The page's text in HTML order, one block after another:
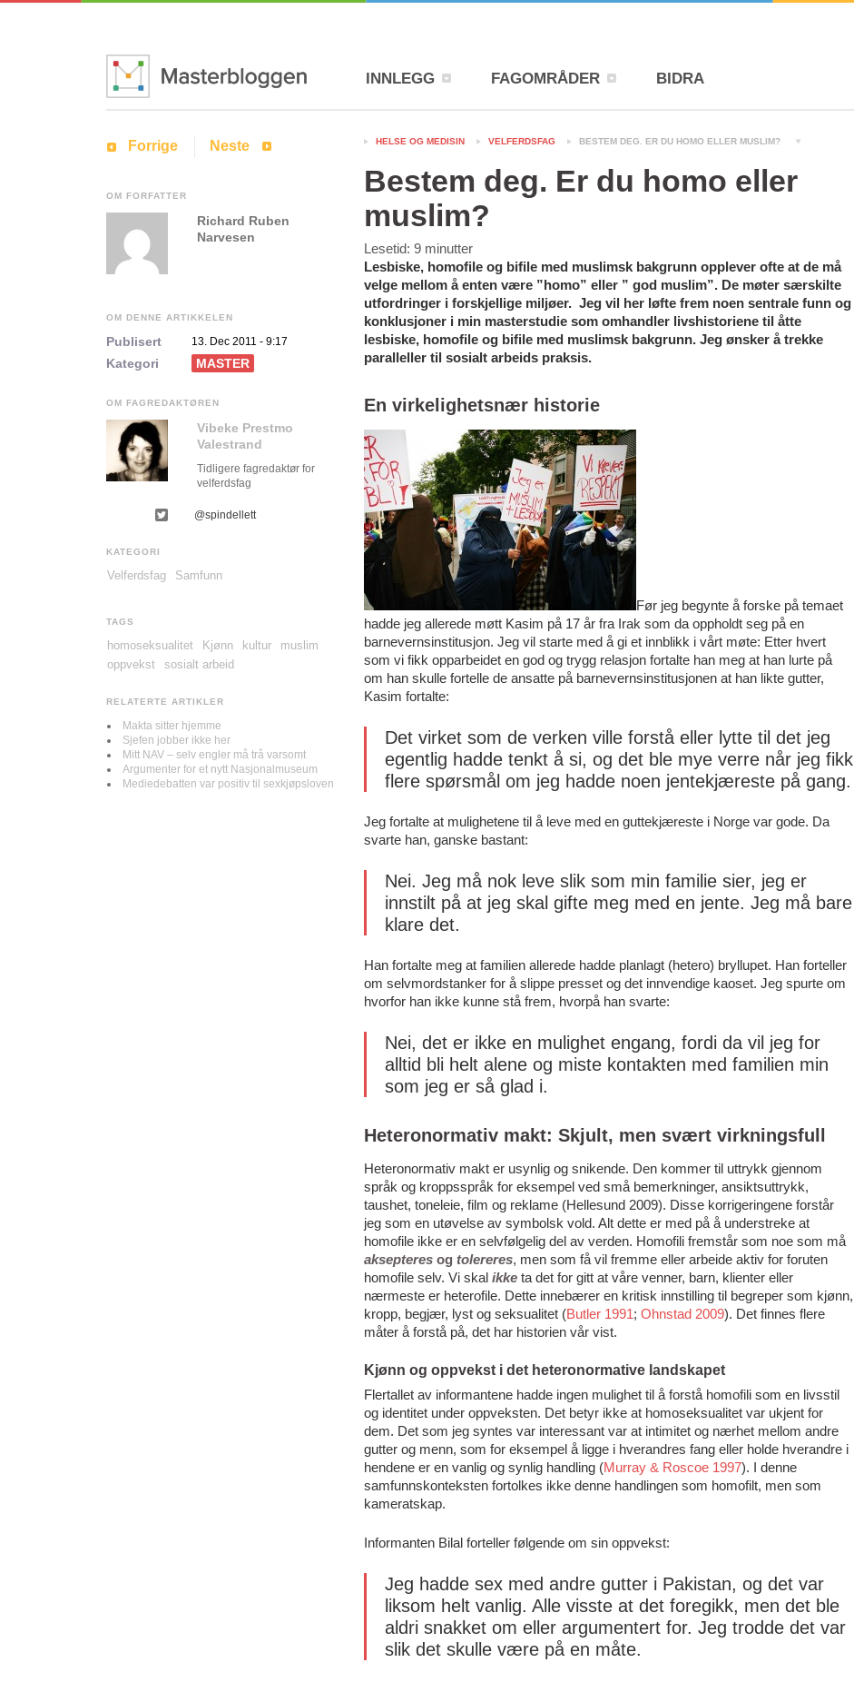
INNLEGG FAGOMRÅDER BIDRA
HELSE OG MEDISIN VELFERDSFAG BESTEM DEG. ER DU HOMO ELLER MUSLIM?
Bestem deg. Er du homo eller
muslim?
Lesetid: 9 minutter
Lesbiske, homofile og bifile med muslimsk bakgrunn opplever ofte at de må
velge mellom å enten være ”homo” eller ” god muslim”. De møter særskilte
utfordringer i forskjellige miljøer. Jeg vil her løfte frem noen sentrale funn og
konklusjoner i min masterstudie som omhandler livshistoriene til åtte
lesbiske, homofile og bifile med muslimsk bakgrunn. Jeg ønsker å trekke
paralleller til sosialt arbeids praksis.
En virkelighetsnær historie
Før jeg begynte å forske på temaet
hadde jeg allerede møtt Kasim på 17 år fra Irak som da oppholdt seg på en
barnevernsinstitusjon. Jeg vil starte med å gi et innblikk i vårt møte: Etter hvert
som vi fikk opparbeidet en god og trygg relasjon fortalte han meg at han lurte på
om han skulle fortelle de ansatte på barnevernsinstitusjonen at han likte gutter,
Kasim fortalte:
Det virket som de verken ville forstå eller lytte til det jeg
egentlig hadde tenkt å si, og det ble mye verre når jeg fikk
flere spørsmål om jeg hadde noen jentekjæreste på gang.
Jeg fortalte at mulighetene til å leve med en guttekjæreste i Norge var gode. Da
svarte han, ganske bastant:
Nei. Jeg må nok leve slik som min familie sier, jeg er
innstilt på at jeg skal gifte meg med en jente. Jeg må bare
klare det.
Han fortalte meg at familien allerede hadde planlagt (hetero) bryllupet. Han forteller
om selvmordstanker for å slippe presset og det innvendige kaoset. Jeg spurte om
hvorfor han ikke kunne stå frem, hvorpå han svarte:
Nei, det er ikke en mulighet engang, fordi da vil jeg for
alltid bli helt alene og miste kontakten med familien min
som jeg er så glad i.
Heteronormativ makt: Skjult, men svært virkningsfull
Heteronormativ makt er usynlig og snikende. Den kommer til uttrykk gjennom
språk og kroppsspråk for eksempel ved små bemerkninger, ansiktsuttrykk,
taushet, toneleie, film og reklame (Hellesund 2009). Disse korrigeringene forstår
jeg som en utøvelse av symbolsk vold. Alt dette er med på å understreke at
homofile ikke er en selvfølgelig del av verden. Homofili fremstår som noe som må
aksepteres og tolereres, men som få vil fremme eller arbeide aktiv for foruten
homofile selv. Vi skal ikke ta det for gitt at våre venner, barn, klienter eller
nærmeste er heterofile. Dette innebærer en kritisk innstilling til begreper som kjønn,
kropp, begjær, lyst og seksualitet (Butler 1991; Ohnstad 2009). Det finnes flere
måter å forstå på, det har historien vår vist.
Kjønn og oppvekst i det heteronormative landskapet
Flertallet av informantene hadde ingen mulighet til å forstå homofili som en livsstil
og identitet under oppveksten. Det betyr ikke at homoseksualitet var ukjent for
dem. Det som jeg syntes var interessant var at intimitet og nærhet mellom andre
gutter og menn, som for eksempel å ligge i hverandres fang eller holde hverandre i
hendene er en vanlig og synlig handling (Murray & Roscoe 1997). I denne
samfunnskonteksten fortolkes ikke denne handlingen som homofilt, men som
kameratskap.
Informanten Bilal forteller følgende om sin oppvekst:
Jeg hadde sex med andre gutter i Pakistan, og det var
liksom helt vanlig. Alle visste at det foregikk, men det ble
aldri snakket om eller argumentert for. Jeg trodde det var
slik det skulle være på en måte.
Forrige Neste
OM FORFATTER
Richard Ruben
Narvesen
OM DENNE ARTIKKELEN
Publisert 13. Dec 2011 - 9:17
Kategori MASTER
OM FAGREDAKTØREN
Vibeke Prestmo
Valestrand
Tidligere fagredaktør for
velferdsfag
@spindellett
KATEGORI
Velferdsfag Samfunn
TAGS
homoseksualitet Kjønn kultur
muslim
oppvekst
sosialt arbeid
RELATERTE ARTIKLER
Makta sitter hjemme
Sjefen jobber ikke her
Mitt NAV – selv engler må trå varsomt
Argumenter for et nytt Nasjonalmuseum
Mediedebatten var positiv til sexkjøpsloven